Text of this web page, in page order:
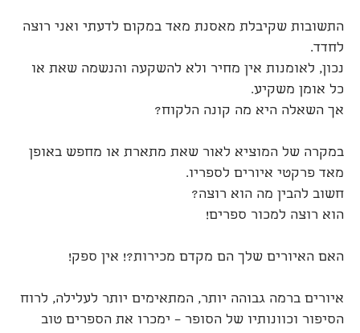
התשובות שקיבלת מאסנת מאד במקום לדעתי ואני רוצה
לחדד.
נכון, לאומנות אין מחיר ולא להשקעה והנשמה שאת או
כל אומן משקיע.
אך השאלה היא מה קונה הלקוח?
במקרה של המוציא לאור שאת מתארת או מחפש באופן
מאד פרקטי איורים לספריו.
חשוב להבין מה הוא רוצה?
הוא רוצה למכור ספרים!
האם האיורים שלך הם מקדם מכירות?! אין ספק!
איורים ברמה גבוהה יותר, המתאימים יותר לעלילה, לרוח
הסיפור וכוונותיו של הסופר – ימכרו את הספרים טוב